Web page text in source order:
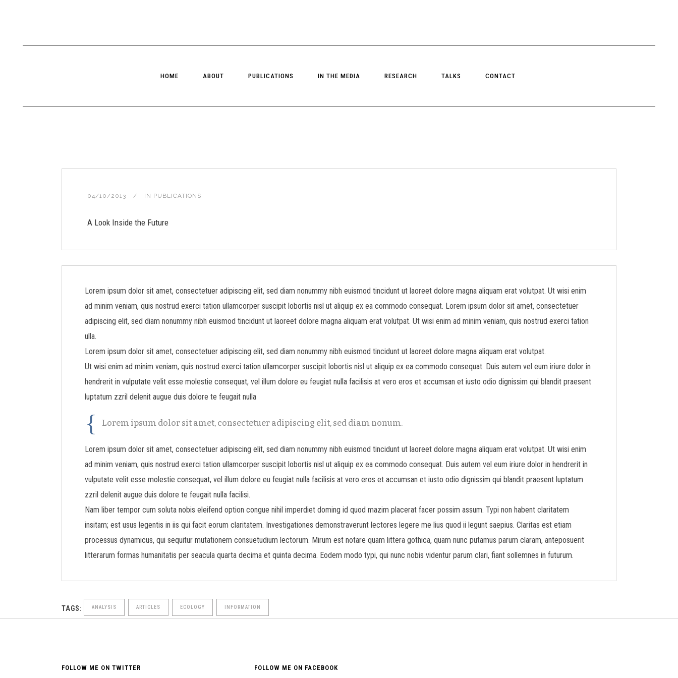
HOME ABOUT PUBLICATIONS IN THE MEDIA RESEARCH TALKS CONTACT
04/10/2013 IN PUBLICATIONS
A Look Inside the Future
Lorem ipsum dolor sit amet, consectetuer adipiscing elit, sed diam nonummy nibh euismod tincidunt ut laoreet dolore magna aliquam erat volutpat. Ut wisi enim
ad minim veniam, quis nostrud exerci tation ullamcorper suscipit lobortis nisl ut aliquip ex ea commodo consequat. Lorem ipsum dolor sit amet, consectetuer
adipiscing elit, sed diam nonummy nibh euismod tincidunt ut laoreet dolore magna aliquam erat volutpat. Ut wisi enim ad minim veniam, quis nostrud exerci tation
ulla.
Lorem ipsum dolor sit amet, consectetuer adipiscing elit, sed diam nonummy nibh euismod tincidunt ut laoreet dolore magna aliquam erat volutpat.
Ut wisi enim ad minim veniam, quis nostrud exerci tation ullamcorper suscipit lobortis nisl ut aliquip ex ea commodo consequat. Duis autem vel eum iriure dolor in
hendrerit in vulputate velit esse molestie consequat, vel illum dolore eu feugiat nulla facilisis at vero eros et accumsan et iusto odio dignissim qui blandit praesent
luptatum zzril delenit augue duis dolore te feugait nulla
Lorem ipsum dolor sit amet, consectetuer adipiscing elit, sed diam nonum.
Lorem ipsum dolor sit amet, consectetuer adipiscing elit, sed diam nonummy nibh euismod tincidunt ut laoreet dolore magna aliquam erat volutpat. Ut wisi enim
ad minim veniam, quis nostrud exerci tation ullamcorper suscipit lobortis nisl ut aliquip ex ea commodo consequat. Duis autem vel eum iriure dolor in hendrerit in
vulputate velit esse molestie consequat, vel illum dolore eu feugiat nulla facilisis at vero eros et accumsan et iusto odio dignissim qui blandit praesent luptatum
zzril delenit augue duis dolore te feugait nulla facilisi.
Nam liber tempor cum soluta nobis eleifend option congue nihil imperdiet doming id quod mazim placerat facer possim assum. Typi non habent claritatem
insitam; est usus legentis in iis qui facit eorum claritatem. Investigationes demonstraverunt lectores legere me lius quod ii legunt saepius. Claritas est etiam
processus dynamicus, qui sequitur mutationem consuetudium lectorum. Mirum est notare quam littera gothica, quam nunc putamus parum claram, anteposuerit
litterarum formas humanitatis per seacula quarta decima et quinta decima. Eodem modo typi, qui nunc nobis videntur parum clari, fiant sollemnes in futurum.
TAGS: ANALYSIS ARTICLES ECOLOGY INFORMATION
FOLLOW ME ON TWITTER FOLLOW ME ON FACEBOOK